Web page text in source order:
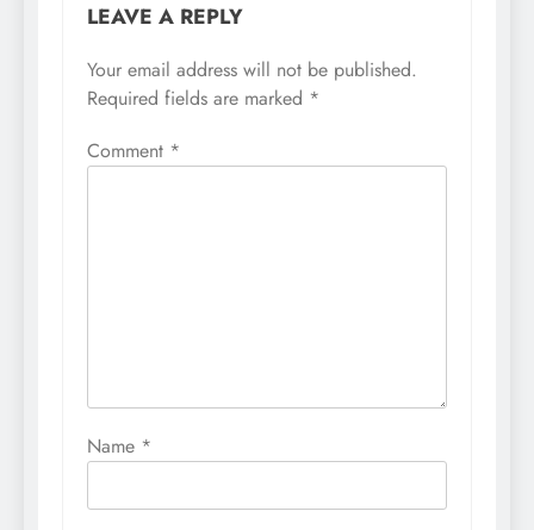
LEAVE A REPLY
Your email address will not be published.
Required fields are marked *
Comment *
Name *